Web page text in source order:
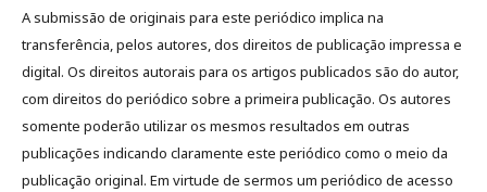
A submissão de originais para este periódico implica na
transferência, pelos autores, dos direitos de publicação impressa e
digital. Os direitos autorais para os artigos publicados são do autor,
com direitos do periódico sobre a primeira publicação. Os autores
somente poderão utilizar os mesmos resultados em outras
publicações indicando claramente este periódico como o meio da
publicação original. Em virtude de sermos um periódico de acesso